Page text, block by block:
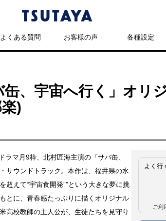
よくある質問 お客様の声 各種設定
、宇宙へ行く」オリ
)
ラマ月9枠、北村匠海主演の『サバ缶、
サウンドトラック。本作は、福井県の水
超えて“宇宙食開発””という大きな夢に挑
とに、青春感たっぷりに描くオリジナル
高校教師の主人公が、生徒たちを見守り
よく行
ご利